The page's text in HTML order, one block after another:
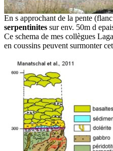
En s approchant de la pente
serpentinites sur env. 50m d
Ce schema de mes collègues
en coussins peuvent surmonter